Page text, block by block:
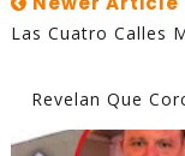
Las Cuatro Calles
Revelan Que